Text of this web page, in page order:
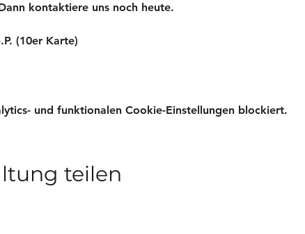
kontaktiere uns noch heute.
(10er Karte)
und funktionalen Cookie-Einstellungen blockiert.
teilen